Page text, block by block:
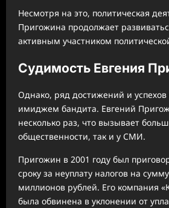
Несмотря на это, политическая
Пригожина продолжает
активным участником
Судимость Евгения
Однако, ряд достижений и успехов
имиджем бандита. Евгений
несколько раз, что вызывает
общественности, так и у СМИ.
Пригожин в 2001 году был
сроку за неуплату налогов на
миллионов рублей. Его компания
была обвинена в уклонении от